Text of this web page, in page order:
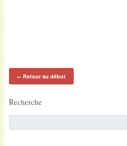
←Retour au début
Recherche